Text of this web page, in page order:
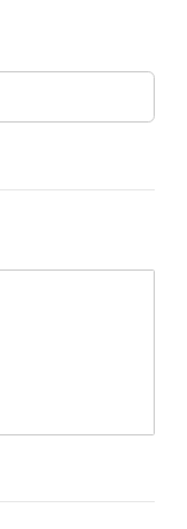
の範囲を超
ことはありま
更の通知
サービスへの
等の配信